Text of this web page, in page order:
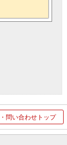
問い合わせトップ